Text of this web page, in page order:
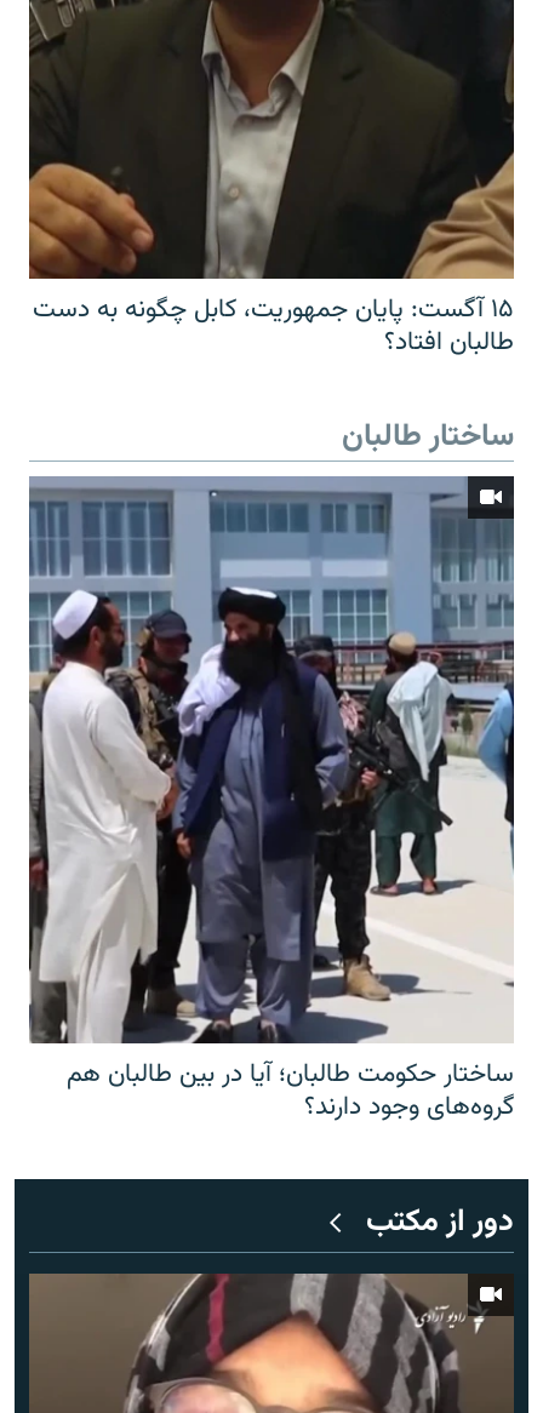
۱۵ آگست: پایان جمهوریت، کابل چگونه به دست
طالبان افتاد؟
ساختار طالبان
ساختار حکومت طالبان؛ آیا در بین طالبان هم
گروه‌های وجود دارند؟
دور از مکتب